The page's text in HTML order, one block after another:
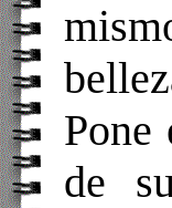
Pone
de